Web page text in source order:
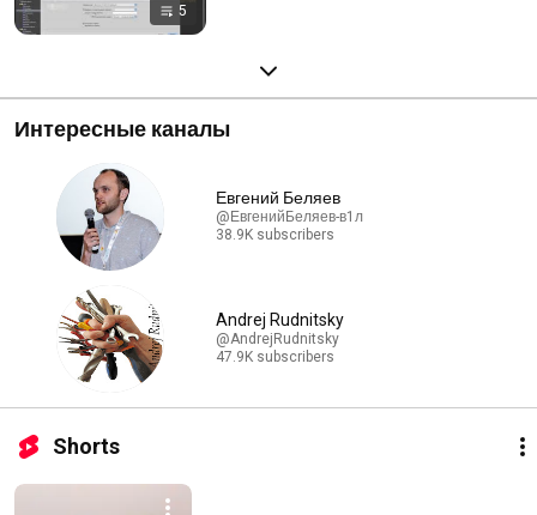
5
Интересные каналы
Евгений Беляев
@ЕвгенийБеляев-в1л
38.9K subscribers
Andrej Rudnitsky
@AndrejRudnitsky
47.9K subscribers
Shorts